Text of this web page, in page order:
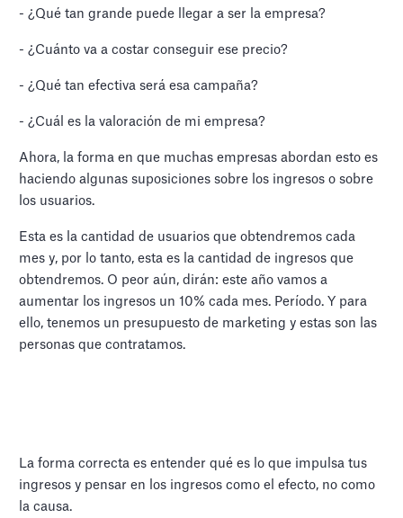
- ¿Qué tan grande puede llegar a ser la empresa?
- ¿Cuánto va a costar conseguir ese precio?
- ¿Qué tan efectiva será esa campaña?
- ¿Cuál es la valoración de mi empresa?
Ahora, la forma en que muchas empresas abordan esto es
haciendo algunas suposiciones sobre los ingresos o sobre
los usuarios.
Esta es la cantidad de usuarios que obtendremos cada
mes y, por lo tanto, esta es la cantidad de ingresos que
obtendremos. O peor aún, dirán: este año vamos a
aumentar los ingresos un 10% cada mes. Período. Y para
ello, tenemos un presupuesto de marketing y estas son las
personas que contratamos.
La forma correcta es entender qué es lo que impulsa tus
ingresos y pensar en los ingresos como el efecto, no como
la causa.